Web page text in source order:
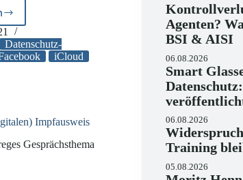
Datenschutz-
iCloud
Impfausweis
Gesprächsthema
Agenten?
BSI & AISI
06.08.2026
Smart
06.08.2026
Training
05.08.2026